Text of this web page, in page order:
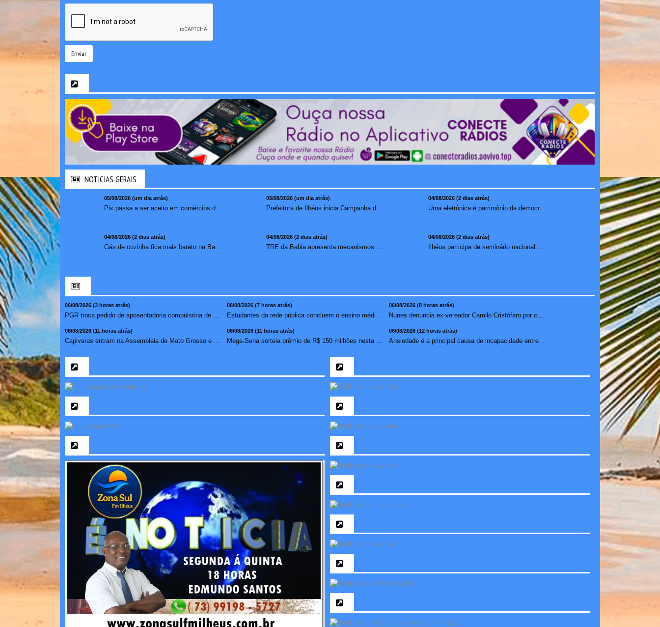
Enviar
NOTICIAS GERAIS
05/08/2026 (um dia atrás) 05/08/2026 (um dia atrás) 04/08/2026 (2 dias atrás)
Urna eletrônica é patrimônio da democracia, diz presidente do TSE
04/08/2026 (2 dias atrás) 04/08/2026 (2 dias atrás) 04/08/2026 (2 dias atrás)
06/08/2026 (3 horas atrás) 06/08/2026 (7 horas atrás) 06/08/2026 (8 horas atrás)
06/08/2026 (11 horas atrás) 06/08/2026 (11 horas atrás) 06/08/2026 (12 horas atrás)